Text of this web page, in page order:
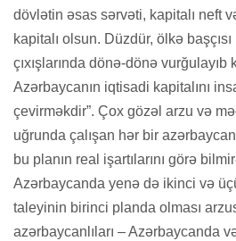
dövlətin əsas sərvəti, kapitalı neft
kapitalı olsun. Düzdür, ölkə
çıxışlarında dönə-dönə
Azərbaycanın iqtisadi kapitalını
çevirməkdir”. Çox gözəl arzu və
uğrunda çalışan hər bir
bu planın real işartılarını görə
Azərbaycanda yenə də ikinci və
taleyinin birinci planda olması
azərbaycanlıları – Azərbaycanda